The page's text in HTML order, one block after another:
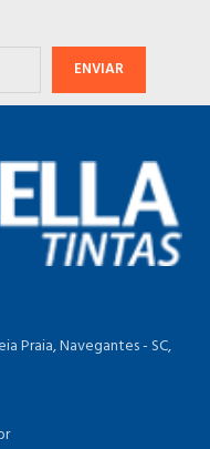
Praia, Navegantes - SC,